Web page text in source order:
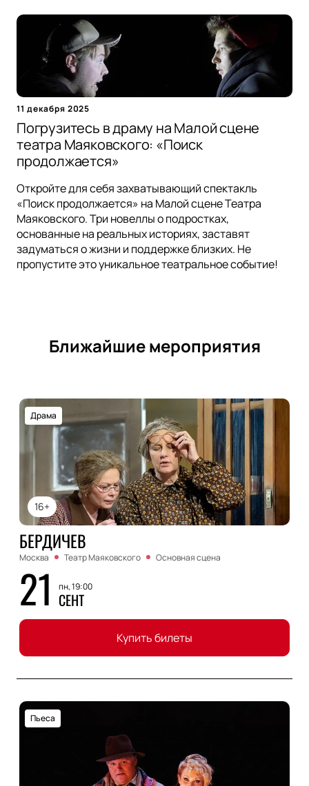
11 декабря 2025
Погрузитесь в драму на Малой сцене
театра Маяковского: «Поиск
продолжается»
Откройте для себя захватывающий спектакль
«Поиск продолжается» на Малой сцене Театра
Маяковского. Три новеллы о подростках,
основанные на реальных историях, заставят
задуматься о жизни и поддержке близких. Не
пропустите это уникальное театральное событие!
Ближайшие мероприятия
16+
Драма
БЕРДИЧЕВ
Москва Театр Маяковского Основная сцена
21 пн, 19:00
СЕНТ
Купить билеты
Пьеса